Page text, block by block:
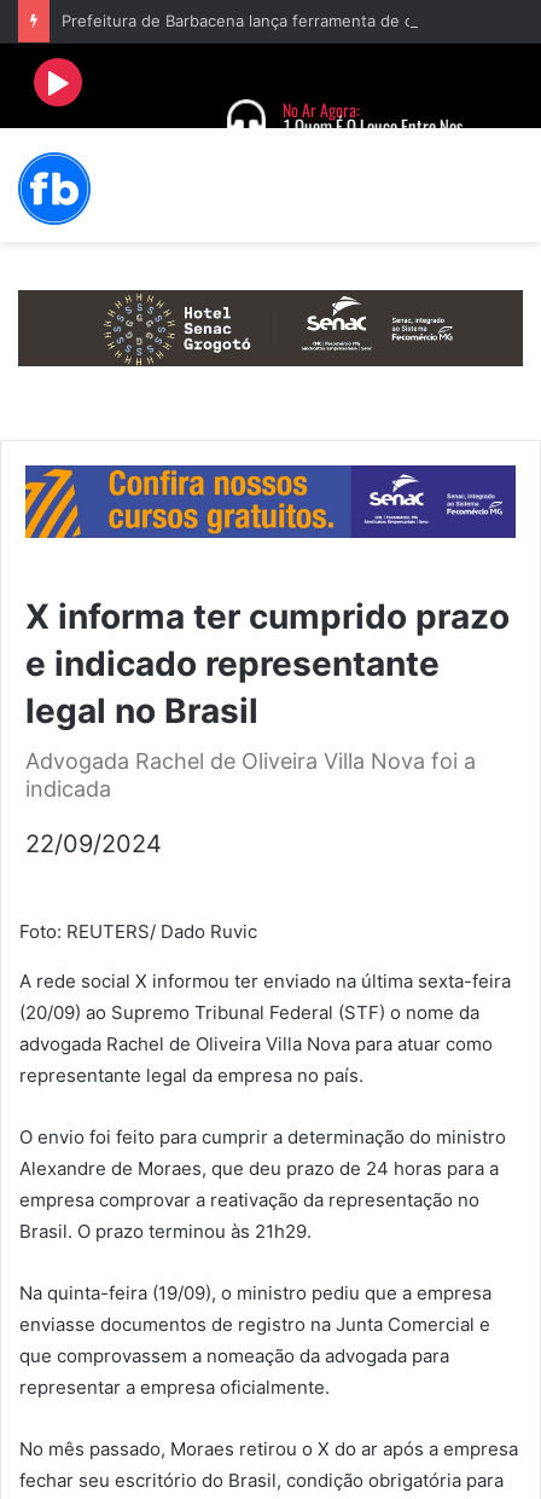
X informa ter cumprido prazo
e indicado representante
legal no Brasil
Advogada Rachel de Oliveira Villa Nova foi a
indicada
22/09/2024
Foto: REUTERS/ Dado Ruvic
A rede social X informou ter enviado na última sexta-feira
(20/09) ao Supremo Tribunal Federal (STF) o nome da
advogada Rachel de Oliveira Villa Nova para atuar como
representante legal da empresa no país.
O envio foi feito para cumprir a determinação do ministro
Alexandre de Moraes, que deu prazo de 24 horas para a
empresa comprovar a reativação da representação no
Brasil. O prazo terminou às 21h29.
Na quinta-feira (19/09), o ministro pediu que a empresa
enviasse documentos de registro na Junta Comercial e
que comprovassem a nomeação da advogada para
representar a empresa oficialmente.
No mês passado, Moraes retirou o X do ar após a empresa
fechar seu escritório do Brasil, condição obrigatória para